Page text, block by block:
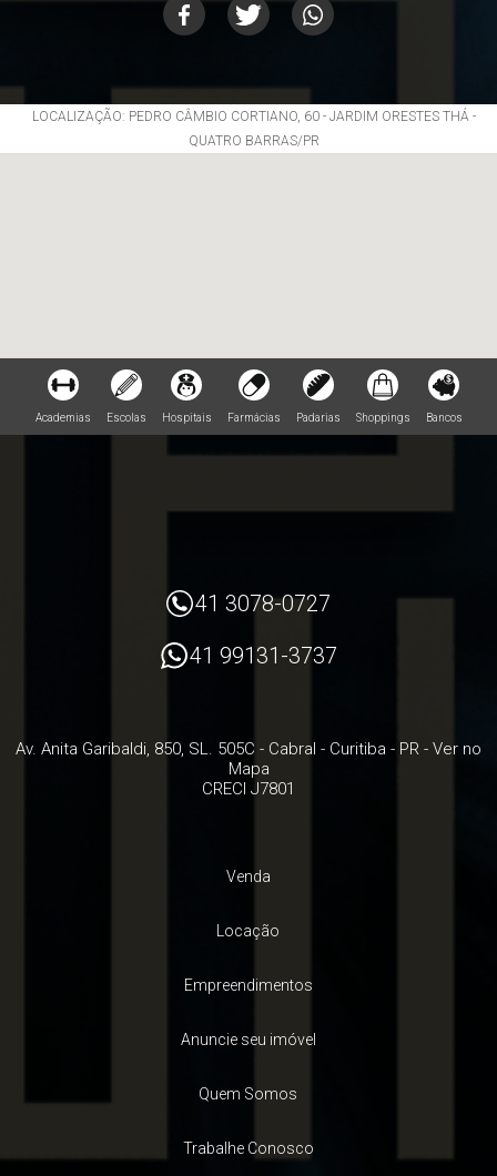
LOCALIZAÇÃO: PEDRO CÂMBIO CORTIANO, 60 - JARDIM ORESTES THÁ -
QUATRO BARRAS/PR
Academias Escolas Hospitais Farmácias Padarias Shoppings Bancos
41 3078-0727
41 99131-3737
Av. Anita Garibaldi, 850, SL. 505C - Cabral - Curitiba - PR - Ver no
Mapa
CRECI J7801
Venda
Locação
Empreendimentos
Anuncie seu imóvel
Quem Somos
Trabalhe Conosco